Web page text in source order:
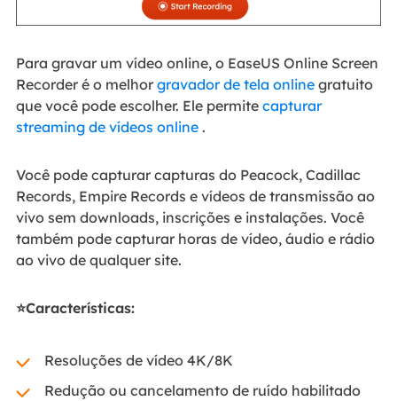
Para gravar um vídeo online, o EaseUS Online Screen
Recorder é o melhor gravador de tela onlinegratuito
que você pode escolher. Ele permite capturar
streaming de vídeos online.
Você pode capturar capturas do Peacock, Cadillac
Records, Empire Records e vídeos de transmissão ao
vivo sem downloads, inscrições e instalações. Você
também pode capturar horas de vídeo, áudio e rádio
ao vivo de qualquer site.
⭐Características:
Resoluções de vídeo 4K/8K
Redução ou cancelamento de ruído habilitado